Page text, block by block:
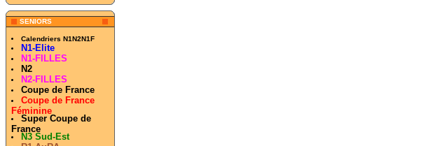
SENIORS
Calendriers N1N2N1F
N1-Elite
N1-FILLES
N2
N2-FILLES
Coupe de France
Coupe de France
Féminine
Super Coupe de
France
N3 Sud-Est